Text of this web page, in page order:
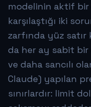
modelinin aktif bir
karşılaştığı iki
zarfında yüz satır
da her ay sabit bir
ve daha sancılı
Claude) yapılan
sınırlardır: limit